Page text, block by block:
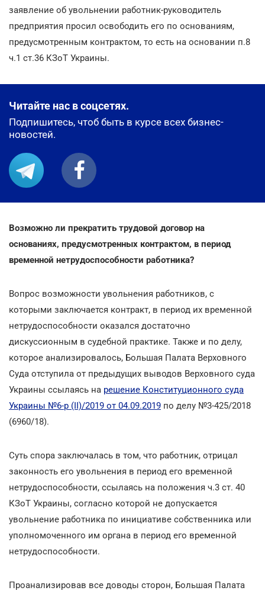
заявление об увольнении работник-руководитель
предприятия просил освободить его по основаниям,
предусмотренным контрактом, то есть на основании п.8
ч.1 ст.36 КЗоТ Украины.
Читайте нас в соцсетях.
Подпишитесь, чтоб быть в курсе всех бизнес-
новостей.
Возможно ли прекратить трудовой договор на
основаниях, предусмотренных контрактом, в период
временной нетрудоспособности работника?
Вопрос возможности увольнения работников, с
которыми заключается контракт, в период их временной
нетрудоспособности оказался достаточно
дискуссионным в судебной практике. Также и по делу,
которое анализировалось, Большая Палата Верховного
Суда отступила от предыдущих выводов Верховного суда
Украины ссылаясь на решение Конституционного суда
Украины №6-р (II)/2019 от 04.09.2019 по делу №3-425/2018
(6960/18).
Суть спора заключалась в том, что работник, отрицал
законность его увольнения в период его временной
нетрудоспособности, ссылаясь на положения ч.3 ст. 40
КЗоТ Украины, согласно которой не допускается
увольнение работника по инициативе собственника или
уполномоченного им органа в период его временной
нетрудоспособности.
Проанализировав все доводы сторон, Большая Палата